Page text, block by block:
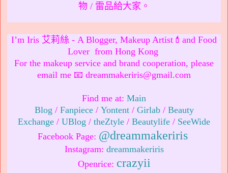
物 / 雷品給大家。
I’m Iris 艾莉絲 - A Blogger, Makeup Artist💄and Food
Lover from Hong Kong
For the makeup service and brand cooperation, please
email me 📧 dreammakeriris@gmail.com
Find me at: Main
Blog / Fanpiece/ Yontent/ Girlab/ Beauty
Exchange / UBlog / theZtyle / Beautylife / SeeWide
Facebook Page: @dreammakeriris
Instagram: dreammakeriris
Openrice: crazyii